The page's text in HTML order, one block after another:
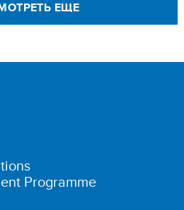
ЕЩЕ
Programme